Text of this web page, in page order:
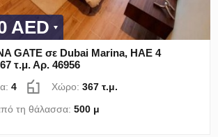
AED
GATE σε Dubai Marina, ΗΑΕ 4
τ.μ. Αρ. 46956
4 Χώρο:367 τ.μ.
τη θάλασσα:500 μ